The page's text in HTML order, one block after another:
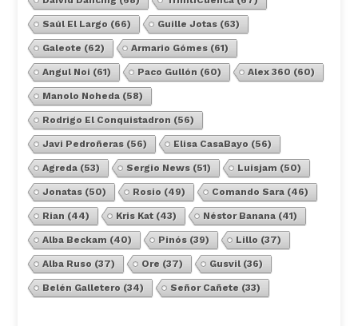
Saúl El Largo (66) Guille Jotas(63)
Galeote (62) Armario Gómes(61)
Angul Noi (61) Paco Gullón (60) Alex 360 (60)
Manolo Noheda(58)
Rodrigo El Conquistadron (56)
Javi Pedroñeras(56) Elisa CasaBayo (56)
Agreda(53) Sergio News(51) Luisjam (50)
Jonatas(50) Rosio (49) Comando Sara(46)
Rian (44) Kris Kat(43) Néstor Banana(41)
Alba Beckam (40) Pinós(39) Lillo (37)
Alba Ruso (37) Ore (37) Gusvil(36)
Belén Galletero (34) Señor Cañete (33)